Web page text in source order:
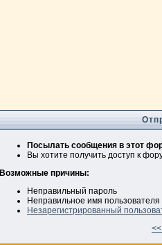
Посылать сообщения в этот
Вы хотите получить доступ к
Возможные причины:
Неправильный пароль
Неправильное имя пользователя
Незарегистрированный